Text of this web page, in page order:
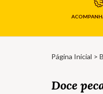
Página Inicial >
Doce